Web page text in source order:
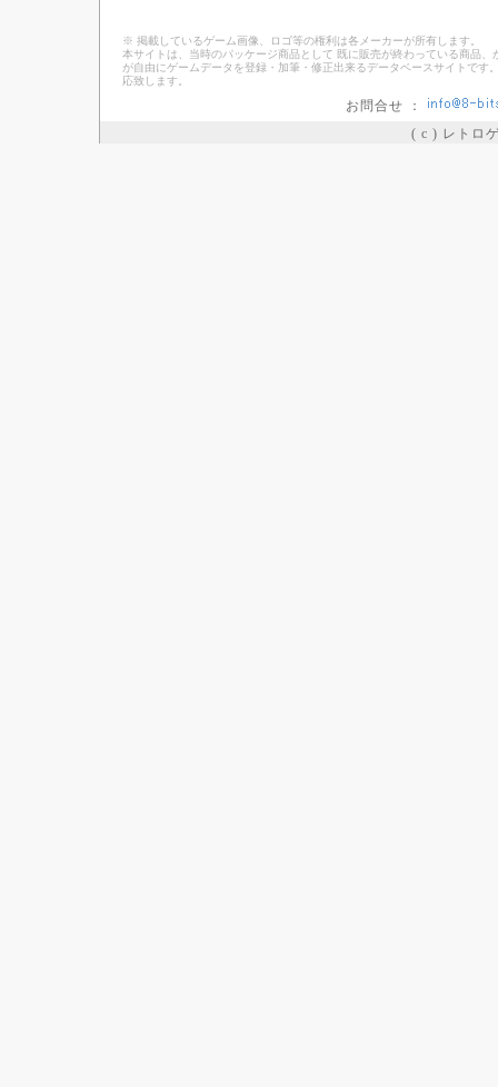
※ 掲載しているゲーム画像、ロゴ等の権利は各メーカーが所有します。
本サイトは、当時のパッケージ商品として 既に販売が終わっている商品
が自由にゲームデータを登録・加筆・修正出来るデータベースサイトで
応致します。
お問合せ ：
( c ) レトロ